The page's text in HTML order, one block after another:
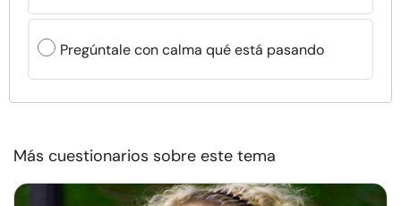
Pregúntale con calma qué está pasando
Más cuestionarios sobre este tema